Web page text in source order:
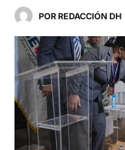
POR REDACCIÓN DH